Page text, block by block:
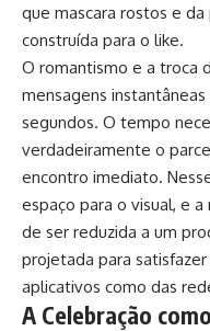
que mascara rostos e
construída para o like.
O romantismo e a troca
mensagens
segundos. O tempo
verdadeiramente o
encontro imediato.
espaço para o visual, e
de ser reduzida a um
projetada para
aplicativos como das
A Celebração